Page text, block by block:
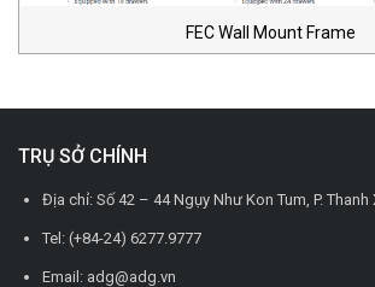
FEC Wall Mount Frame
TRỤ SỞ CHÍNH
Địa chỉ: Số 42 – 44 Ngụy Như Kon Tum, P. Thanh
Tel: (+84-24) 6277.9777
Email: adg@adg.vn